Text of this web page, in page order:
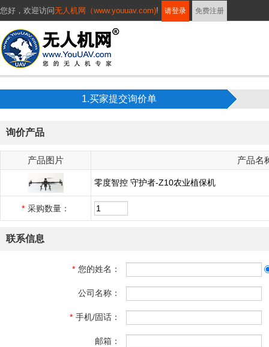
您好， 欢迎访问无人机网（www.youuav.com)! 请登录 免费注册
1.买家提交询价单
询价产品
产品图片 产品名
零度智控 守护者-Z10农业植保机
* 采购数量：
联系信息
* 您的姓名：
公司名称：
* 手机/固话：
邮箱：